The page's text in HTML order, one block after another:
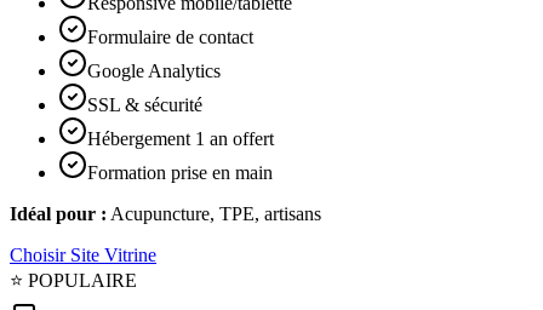
Formulaire de contact
Google Analytics
SSL & sécurité
Hébergement 1 an offert
Formation prise en main
Idéal pour : Acupuncture, TPE, artisans
Choisir Site Vitrine
⭐ POPULAIRE